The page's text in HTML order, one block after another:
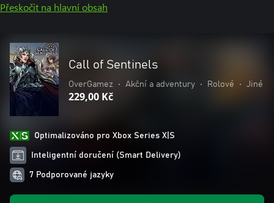
Přeskočit na hlavní obsah
Call of Sentinels
OverGamez • Akční a adventury • Rolové • Jiné
229,00 Kč
Optimalizováno pro Xbox Series X|S
Inteligentní doručení (Smart Delivery)
7 Podporované jazyky